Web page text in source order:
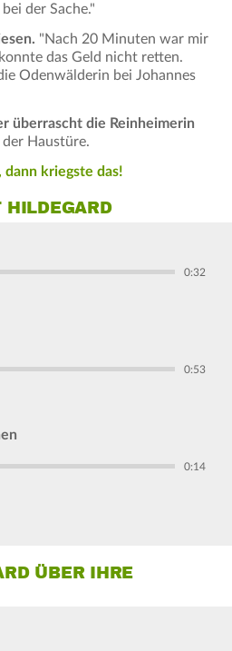
der Sache."
"Nach 20 Minuten war mir
das Geld nicht retten.
Odenwälderin bei Johannes
überrascht die Reinheimerin
Haustüre.
dann kriegste das!
HILDEGARD
0:32
0:53
0:14
ÜBER IHRE